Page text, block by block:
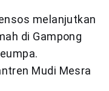
melanjutkan
di Gampong
Mudi Mesra